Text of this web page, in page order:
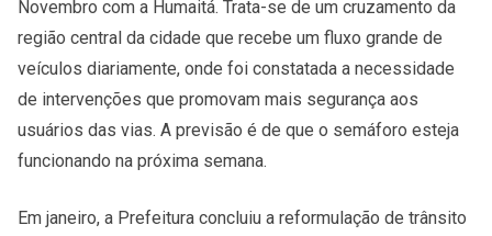
Novembro com a Humaitá. Trata-se de um cruzamento da
região central da cidade que recebe um fluxo grande de
veículos diariamente, onde foi constatada a necessidade
de intervenções que promovam mais segurança aos
usuários das vias. A previsão é de que o semáforo esteja
funcionando na próxima semana.
Em janeiro, a Prefeitura concluiu a reformulação de trânsito